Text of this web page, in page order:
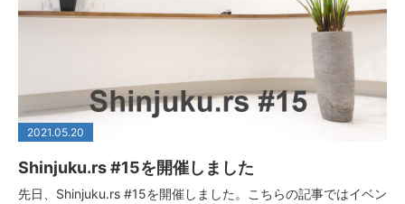
2021.05.20
Shinjuku.rs #15を開催しました
先日、Shinjuku.rs #15を開催しました。こちらの記事ではイベン